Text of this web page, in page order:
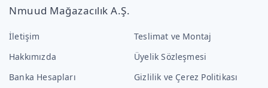
Nmuud Mağazacılık A.Ş.
İletişim
Hakkımızda
Banka Hesapları
Teslimat ve Montaj
Üyelik Sözleşmesi
Gizlilik ve Çerez Politikası